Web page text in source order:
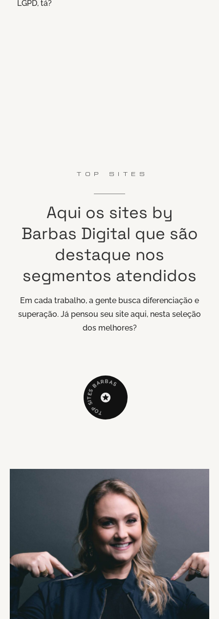
LGPD, tá?
TOP SITES
Aqui os sites by
Barbas Digital que são
destaque nos
segmentos atendidos
Em cada trabalho, a gente busca diferenciação e
superação. Já pensou seu site aqui, nesta seleção
dos melhores?
T
O
P
S
I
T
E
S
BARBAS